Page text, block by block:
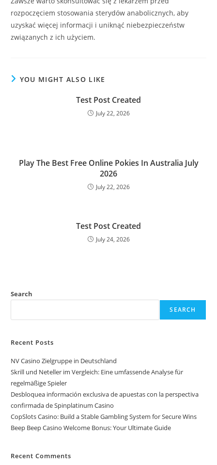
rozpoczęciem stosowania sterydów anabolicznych, aby
uzyskać więcej informacji i uniknąć niebezpieczeństw
związanych z ich użyciem.
YOU MIGHT ALSO LIKE
Test Post Created
July 22, 2026
Play The Best Free Online Pokies In Australia July
2026
July 22, 2026
Test Post Created
July 24, 2026
Search
SEARCH
Recent Posts
NV Casino Zielgruppe in Deutschland
Skrill und Neteller im Vergleich: Eine umfassende Analyse für
regelmäßige Spieler
Desbloquea información exclusiva de apuestas con la perspectiva
confirmada de Spinplatinum Casino
CopSlots Casino: Build a Stable Gambling System for Secure Wins
Beep Beep Casino Welcome Bonus: Your Ultimate Guide
Recent Comments